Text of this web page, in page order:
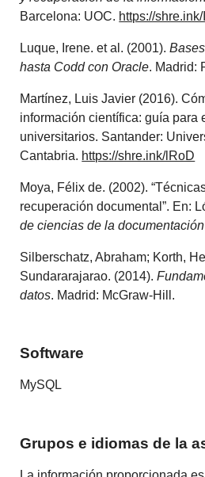
Barcelona: UOC. https://
Luque, Irene. et al. (2001).
hasta Codd con Oracle. Madrid:
Martínez, Luis Javier (2016).
información científica: guía para
universitarios. Santander:
Cantabria. https://shre.ink/lRoD
Moya, Félix de. (2002).
recuperación documental”. En:
de ciencias de la documentación
Silberschatz, Abraham; Korth,
Sundararajarao. (2014).
datos. Madrid: McGraw-Hill.
Software
MySQL
Grupos e idiomas de la